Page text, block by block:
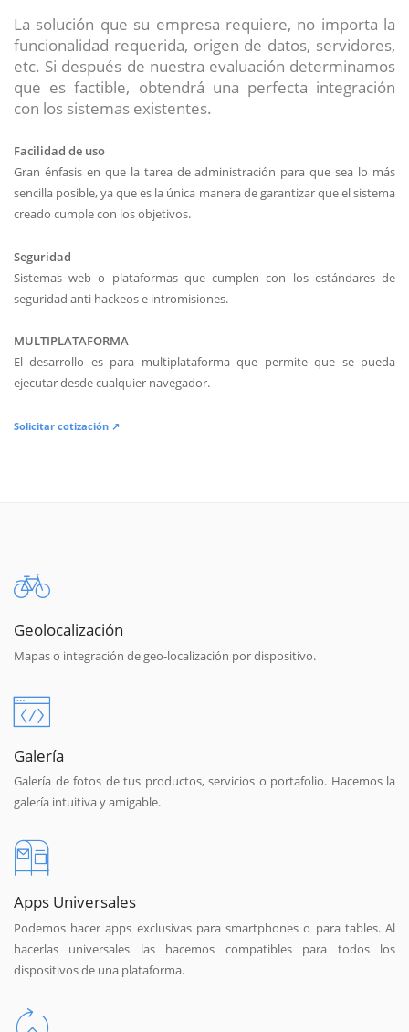
La solución que su empresa requiere, no importa la
funcionalidad requerida, origen de datos, servidores,
etc. Si después de nuestra evaluación determinamos
que es factible, obtendrá una perfecta integración
con los sistemas existentes.
Facilidad de uso
Gran énfasis en que la tarea de administración para que sea lo más
sencilla posible, ya que es la única manera de garantizar que el sistema
creado cumple con los objetivos.
Seguridad
Sistemas web o plataformas que cumplen con los estándares de
seguridad anti hackeos e intromisiones.
MULTIPLATAFORMA
El desarrollo es para multiplataforma que permite que se pueda
ejecutar desde cualquier navegador.
Solicitar cotización ↗
Geolocalización
Mapas o integración de geo-localización por dispositivo.
Galería
Galería de fotos de tus productos, servicios o portafolio. Hacemos la
galería intuitiva y amigable.
Apps Universales
Podemos hacer apps exclusivas para smartphones o para tables. Al
hacerlas universales las hacemos compatibles para todos los
dispositivos de una plataforma.